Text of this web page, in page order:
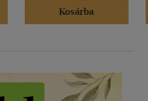
Kosárba